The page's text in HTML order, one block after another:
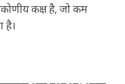
कक्ष है, जो कम
है।